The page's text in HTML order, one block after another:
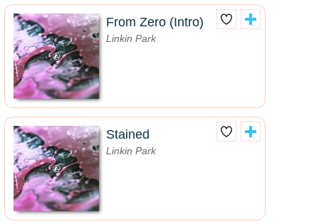
From Zero (Intro)
Linkin Park
Stained
Linkin Park